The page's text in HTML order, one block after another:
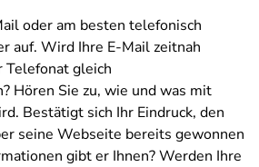
oder am besten telefonisch
auf. Wird Ihre E-Mail zeitnah
gleich
Hören Sie zu, wie und was mit
Bestätigt sich Ihr Eindruck, den
seine Webseite bereits gewonnen
gibt er Ihnen? Werden Ihre